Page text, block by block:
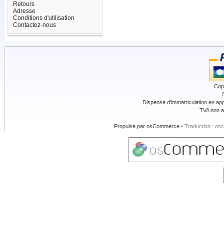
Retours
Adresse
Conditions d'utilisation
Contactez-nous
Dispensé d'immatriculation en
TVA non
Propulsé par osCommerce - Traduction :